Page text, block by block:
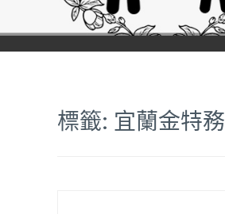
標籤: 宜蘭金特務